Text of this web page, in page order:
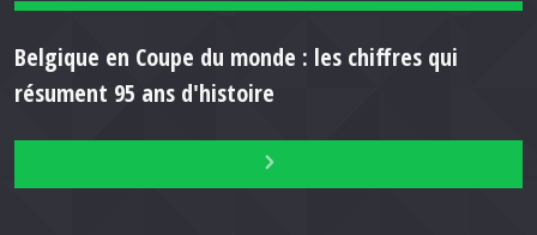
Belgique en Coupe du monde : les chiffres qui
résument 95 ans d'histoire